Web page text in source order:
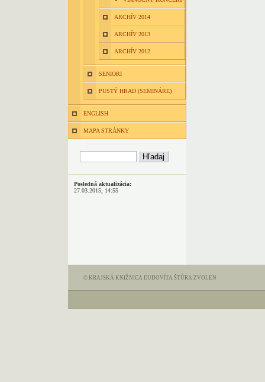
ARCHÍV 2014
ARCHÍV 2013
ARCHÍV 2012
SENIORI
PUSTÝ HRAD (SEMINÁRE)
ENGLISH
MAPA STRÁNKY
Posledná aktualizácia:
27.03.2015, 14:55
© KRAJSKÁ KNIŽNICA ĽUDOVÍTA ŠTÚRA ZVOLEN